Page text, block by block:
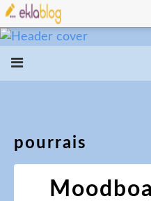
pourrais